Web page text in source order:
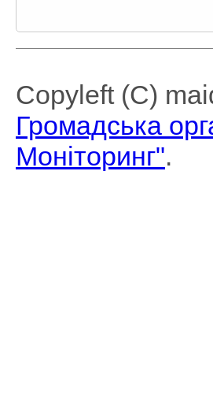
Copyleft (C)
Громадська
Моніторинг".